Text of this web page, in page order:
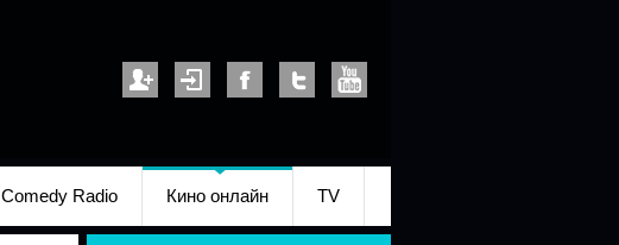
Comedy Radio Кино онлайн TV